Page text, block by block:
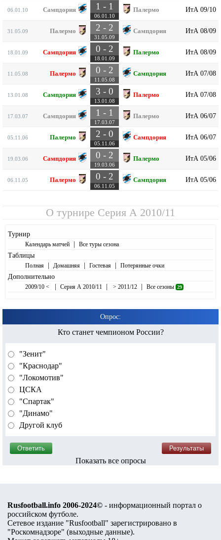
06.01.10 Сампдория 1 - 1
06.01.10
Палермо ИтА 09/10
31.05.09 Палермо 2 - 2
31.05.09
Сампдория ИтА 08/09
18.01.09 Сампдория 0 - 2
18.01.09
Палермо ИтА 08/09
11.05.08 Палермо 0 - 2
11.05.08
Сампдория ИтА 07/08
13.01.08 Сампдория 3 - 0
13.01.08
Палермо ИтА 07/08
17.03.07 Сампдория 1 - 1
17.03.07
Палермо ИтА 06/07
05.11.06 Палермо 2 - 0
05.11.06
Сампдория ИтА 06/07
19.03.06 Сампдория 0 - 2
19.03.06
Палермо ИтА 05/06
06.11.05 Палермо 0 - 2
06.11.05
Сампдория ИтА 05/06
О турнире Серия А 2010/11
Турнир
Календарь матчей | Все туры сезона
Таблицы
Полная | Домашняя | Гостевая | Потерянные очки
Дополнительно
2009/10 < | Серия А 2010/11 | > 2011/12 | Все сезоны 29
Опрос:
Кто станет чемпионом России?
"Зенит"
"Краснодар"
"Локомотив"
ЦСКА
"Спартак"
"Динамо"
Другой клуб
Показать все опросы
Rusfootball.info 2006-2024© - информационный портал о
российском футболе.
Сетевое издание "Rusfootball" зарегистрировано в
"Роскомнадзоре" (выходные данные).